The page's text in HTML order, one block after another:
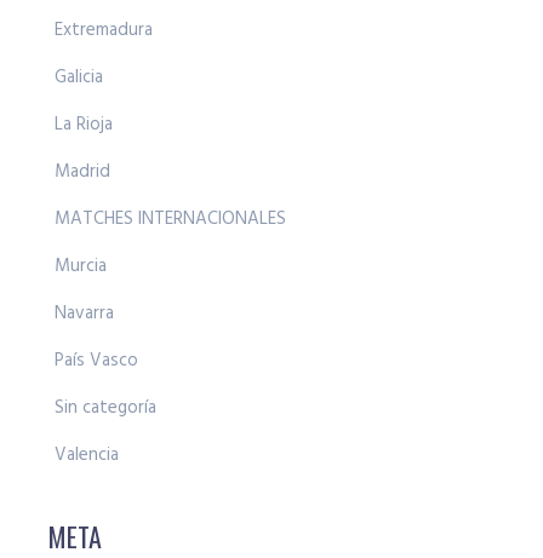
Extremadura
Galicia
La Rioja
Madrid
MATCHES INTERNACIONALES
Murcia
Navarra
País Vasco
Sin categoría
Valencia
META